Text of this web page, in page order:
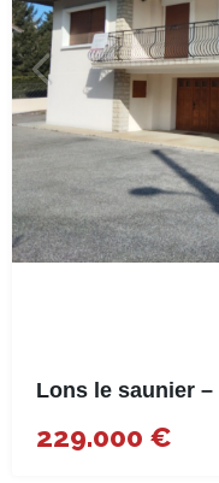
Lons le saunier –
229.000 €